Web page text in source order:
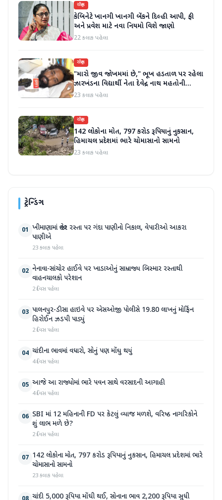
રાષ્ટ્રીય
કેબિનેટે ખાનગી ખાનગી બેંકને દિલ્હી આપી, ફી
અને પ્રવેશ માટે નવા નિયમો વિશે જાણો
22 કલાક પહેલા
રાષ્ટ્રીય
"મારો જીવ જોખમમાં છે," ભૂખ હડતાળ પર રહેલા
ઝારખંડના વિદ્યાર્થી નેતા દેવેન્દ્ર નાથ મહતોની
તબિયત ખરાબ
23 કલાક પહેલા
રાષ્ટ્રીય
142 લોકોના મોત, 797 કરોડ રૂપિયાનું નુકસાન,
હિમાચલ પ્રદેશમાં ભારે ચોમાસાનો સામનો
23 કલાક પહેલા
ટ્રેન્ડિંગ
01 ખીમાણામાં જાહેર રસ્તા પર ગંદા પાણીનો નિકાલ, વેપારીઓ આકરા
પાણીએ
23 કલાક પહેલા
02 નેનાવા-સાંચોર હાઈવે પર ખાડાઓનું સામ્રાજ્ય બિસ્માર રસ્તાથી
વાહનચાલકો પરેશાન
2 દિવસ પહેલા
03 પાલનપુર-ડીસા હાઇવે પર એસઓજી પોલીસે 19.80 લાખનું મોર્ફિન
હિરોઈન ઝડપી પાડ્યું
2 દિવસ પહેલા
04 ચાંદીના ભાવમાં વધારો, સોનું પણ મોંઘુ થયું
4 દિવસ પહેલા
05 આજે આ રાજ્યોમાં ભારે પવન સાથે વરસાદની આગાહી
4 દિવસ પહેલા
06 SBI માં 12 મહિનાની FD પર કેટલું વ્યાજ મળશે, વરિષ્ઠ નાગરિકોને
શું લાભ મળે છે?
2 દિવસ પહેલા
07 142 લોકોના મોત, 797 કરોડ રૂપિયાનું નુકસાન, હિમાચલ પ્રદેશમાં ભારે
ચોમાસાનો સામનો
23 કલાક પહેલા
ચાંદી 5,000 રૂપિયા મોંઘી થઈ, સોનાના ભાવ 2,200 રૂપિયા સુધી